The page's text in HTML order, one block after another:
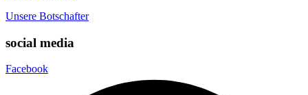
Unsere Botschafter
social media
Facebook